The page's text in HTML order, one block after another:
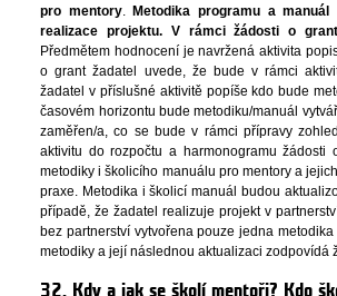
pro mentory.Metodika programu a
realizace projektu. V rámci žádosti o
Předmětem hodnocení je navržená aktivita
o grant žadatel uvede, že bude v rámci
žadatel v příslušné aktivitě popíše kdo bude
časovém horizontu bude metodiku/manuál
zaměřen/a, co se bude v rámci přípravy
aktivitu do rozpočtu a harmonogramu
metodiky i školicího manuálu pro mentory a
praxe. Metodika i školicí manuál budou
případě, že žadatel realizuje projekt v
bez partnerství vytvořena pouze jedna
metodiky a její následnou aktualizaci zodpovídá
32. Kdy a jak se školí mentoři? Kdo